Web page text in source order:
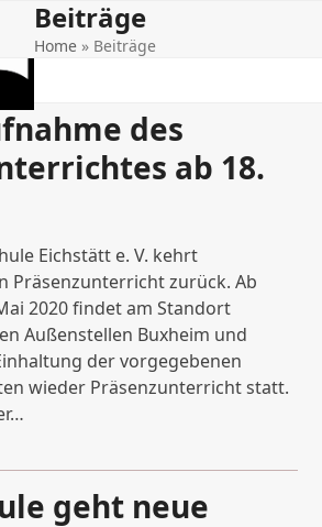
Beiträge
Home» Beiträge
des
ab 18.
Eichstätt e. V. kehrt
Präsenzunterricht zurück. Ab
2020 findet am Standort
Außenstellen Buxheim und
der vorgegebenen
wieder Präsenzunterricht statt.
geht neue